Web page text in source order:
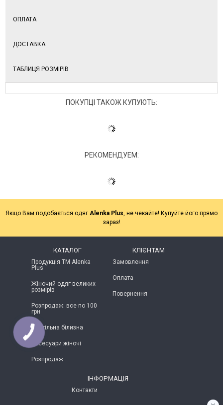
ОПЛАТА
ДОСТАВКА
ТАБЛИЦЯ РОЗМІРІВ
ПОКУПЦІ ТАКОЖ КУПУЮТЬ:
РЕКОМЕНДУЕМ:
Якщо Вам подобається одяг Alenka Plus, не чекайте! Купуйте його прямо
зараз!
КАТАЛОГ
Продукція ТМ Alenka
Plus
Жіночий одяг великих
розмірів
Розпродаж: все по 100
грн
Постільна білизна
Аксесуари жіночі
Розпродаж
КЛІЄНТАМ
Замовлення
Оплата
Повернення
ІНФОРМАЦІЯ
Контакти